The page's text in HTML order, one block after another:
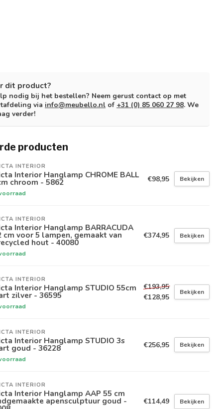
dit product?
nodig bij het bestellen? Neem gerust contact op met
via info@meubello.nl of +31 (0) 85 060 27 98. We
verder!
producten
INTERIOR
Interior Hanglamp CHROME BALL
chroom - 5862 €98,95 Bekijken
INTERIOR
Interior Hanglamp BARRACUDA
cm voor 5 lampen, gemaakt van
hout - 40080
€374,95 Bekijken
INTERIOR
Interior Hanglamp STUDIO 55cm
zilver - 36595
€193,95
€128,95
Bekijken
INTERIOR
Interior Hanglamp STUDIO 3s
goud - 36228 €256,95 Bekijken
INTERIOR
Interior Hanglamp AAP 55 cm
apensculptuur goud - €114,49 Bekijken